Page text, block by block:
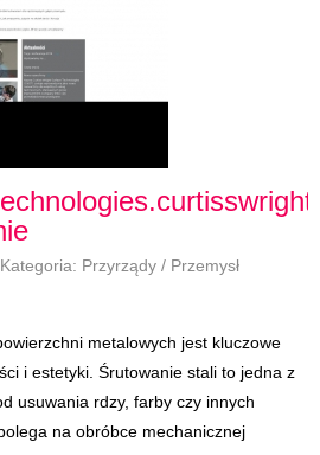
Kategoria: Przyrządy / Przemysł
metalowych jest kluczowe
i estetyki. Śrutowanie stali to jedna z
usuwania rdzy, farby czy innych
na obróbce mechanicznej